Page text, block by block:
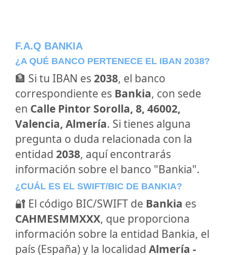
F.A.Q BANKIA
¿A QUÉ BANCO PERTENECE EL IBAN 2038?
🏦 Si tu IBAN es 2038, el banco
correspondiente es Bankia, con sede
en Calle Pintor Sorolla, 8, 46002,
Valencia, Almería. Si tienes alguna
pregunta o duda relacionada con la
entidad 2038, aquí encontrarás
información sobre el banco "Bankia".
¿CUÁL ES EL SWIFT/BIC DE BANKIA?
🔐 El código BIC/SWIFT de Bankia es
CAHMESMMXXX, que proporciona
información sobre la entidad Bankia, el
país (España) y la localidad Almería -